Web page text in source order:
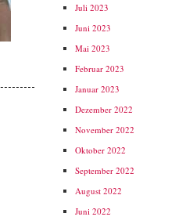
Juli 2023
Juni 2023
Mai 2023
Februar 2023
Januar 2023
Dezember 2022
November 2022
Oktober 2022
September 2022
August 2022
Juni 2022